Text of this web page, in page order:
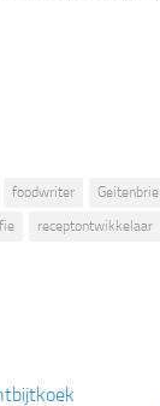
foodwriter
Geitenbrie
receptontwikkelaar